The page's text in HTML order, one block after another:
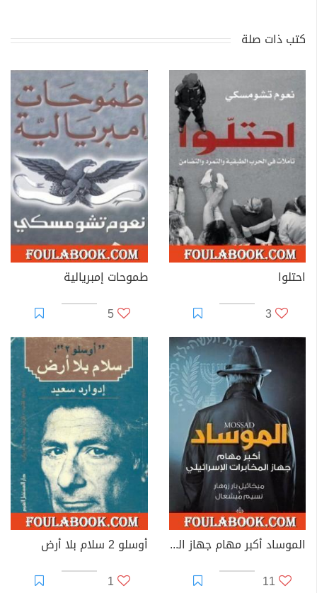
كتب ذات صلة
احتلوا
3
طموحات إمبريالية
5
الموساد أكبر مهام جهاز المخابرات الإسرائيلي
11
أوسلو 2 سلام بلا أرض
1